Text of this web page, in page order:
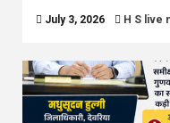
July 3, 2026 H S live